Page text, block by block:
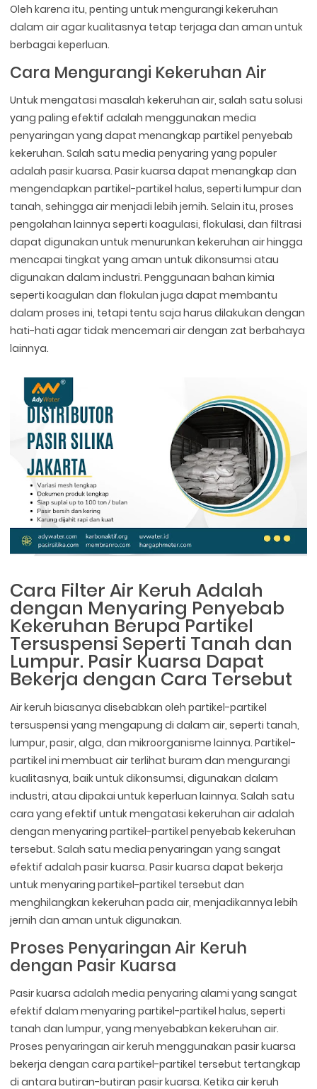
Oleh karena itu, penting untuk mengurangi kekeruhan
dalam air agar kualitasnya tetap terjaga dan aman untuk
berbagai keperluan.
Cara Mengurangi Kekeruhan Air
Untuk mengatasi masalah kekeruhan air, salah satu solusi
yang paling efektif adalah menggunakan media
penyaringan yang dapat menangkap partikel penyebab
kekeruhan. Salah satu media penyaring yang populer
adalah pasir kuarsa. Pasir kuarsa dapat menangkap dan
mengendapkan partikel-partikel halus, seperti lumpur dan
tanah, sehingga air menjadi lebih jernih. Selain itu, proses
pengolahan lainnya seperti koagulasi, flokulasi, dan filtrasi
dapat digunakan untuk menurunkan kekeruhan air hingga
mencapai tingkat yang aman untuk dikonsumsi atau
digunakan dalam industri. Penggunaan bahan kimia
seperti koagulan dan flokulan juga dapat membantu
dalam proses ini, tetapi tentu saja harus dilakukan dengan
hati-hati agar tidak mencemari air dengan zat berbahaya
lainnya.
Cara Filter Air Keruh Adalah
dengan Menyaring Penyebab
Kekeruhan Berupa Partikel
Tersuspensi Seperti Tanah dan
Lumpur. Pasir Kuarsa Dapat
Bekerja dengan Cara Tersebut
Air keruh biasanya disebabkan oleh partikel-partikel
tersuspensi yang mengapung di dalam air, seperti tanah,
lumpur, pasir, alga, dan mikroorganisme lainnya. Partikel-
partikel ini membuat air terlihat buram dan mengurangi
kualitasnya, baik untuk dikonsumsi, digunakan dalam
industri, atau dipakai untuk keperluan lainnya. Salah satu
cara yang efektif untuk mengatasi kekeruhan air adalah
dengan menyaring partikel-partikel penyebab kekeruhan
tersebut. Salah satu media penyaringan yang sangat
efektif adalah pasir kuarsa. Pasir kuarsa dapat bekerja
untuk menyaring partikel-partikel tersebut dan
menghilangkan kekeruhan pada air, menjadikannya lebih
jernih dan aman untuk digunakan.
Proses Penyaringan Air Keruh
dengan Pasir Kuarsa
Pasir kuarsa adalah media penyaring alami yang sangat
efektif dalam menyaring partikel-partikel halus, seperti
tanah dan lumpur, yang menyebabkan kekeruhan air.
Proses penyaringan air keruh menggunakan pasir kuarsa
bekerja dengan cara partikel-partikel tersebut tertangkap
di antara butiran-butiran pasir kuarsa. Ketika air keruh